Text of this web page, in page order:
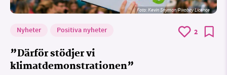
Foto:Kevin Snyman/Pixabay Licence
Nyheter Positiva nyheter 2
”Därför stödjer vi
klimatdemonstrationen”